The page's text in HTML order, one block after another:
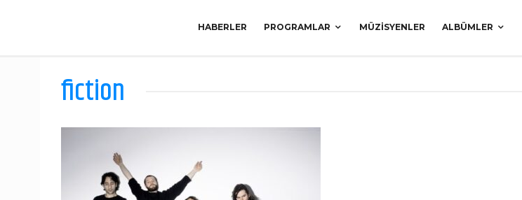
HABERLER PROGRAMLAR MÜZISYENLER ALBÜMLER
fiction